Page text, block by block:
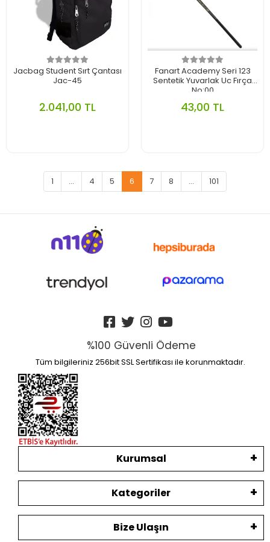
Jacbag Student Sırt Çantası
Jac-45
2.041,00 TL
Fanart Academy Seri 123
Sentetik Yuvarlak Uc Fırça
No:00
43,00 TL
1 ... 4 5 6 7 8 ... 101
%100 Güvenli Ödeme
Tüm bilgileriniz 256bit SSL Sertifikası ile korunmaktadır.
Kurumsal
Kategoriler
Bize Ulaşın